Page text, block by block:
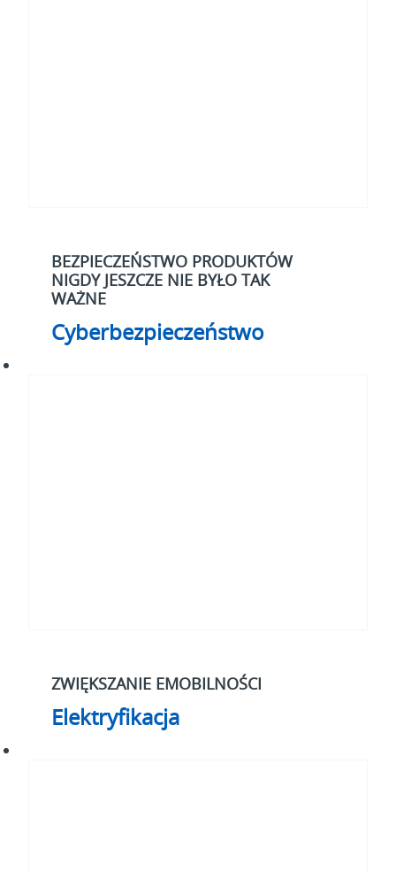
BEZPIECZEŃSTWO PRODUKTÓW
NIGDY JESZCZE NIE BYŁO TAK
WAŻNE
Cyberbezpieczeństwo
ZWIĘKSZANIE EMOBILNOŚCI
Elektryfikacja